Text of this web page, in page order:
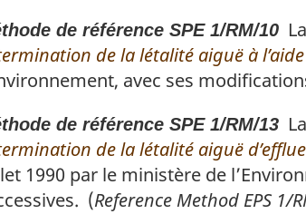
de référence SPE 1/RM/10
de la létalité aiguë à
avec ses
de référence SPE 1/RM/13
de la létalité aiguë
1990 par le ministère de
(Reference Method EPS 1/